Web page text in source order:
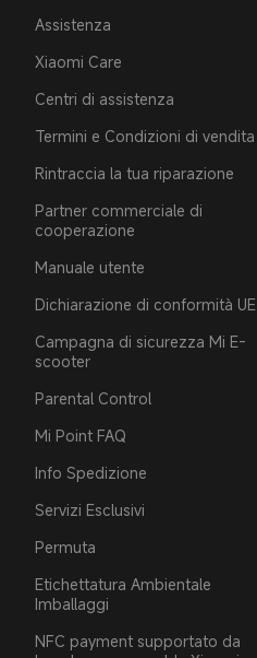
Assistenza
Xiaomi Care
Centri di assistenza
Termini e Condizioni di vendita
Rintraccia la tua riparazione
Partner commerciale di
cooperazione
Manuale utente
Dichiarazione di conformità UE
Campagna di sicurezza Mi E-
scooter
Parental Control
Mi Point FAQ
Info Spedizione
Servizi Esclusivi
Permuta
Etichettatura Ambientale
Imballaggi
NFC payment supportato da